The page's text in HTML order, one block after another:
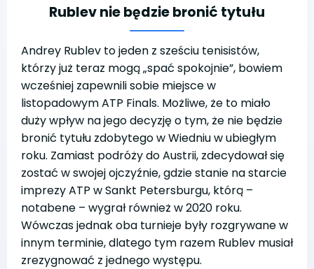
Rublev nie będzie bronić tytułu
Andrey Rublev to jeden z sześciu tenisistów,
którzy już teraz mogą „spać spokojnie”, bowiem
wcześniej zapewnili sobie miejsce w
listopadowym ATP Finals. Możliwe, że to miało
duży wpływ na jego decyzję o tym, że nie będzie
bronić tytułu zdobytego w Wiedniu w ubiegłym
roku. Zamiast podróży do Austrii, zdecydował się
zostać w swojej ojczyźnie, gdzie stanie na starcie
imprezy ATP w Sankt Petersburgu, którą –
notabene – wygrał również w 2020 roku.
Wówczas jednak oba turnieje były rozgrywane w
innym terminie, dlatego tym razem Rublev musiał
zrezygnować z jednego występu.